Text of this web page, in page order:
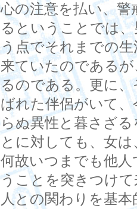
心の注意を払い、
るということでは
う点でそれまでの
来ていたのである
るのである。更に
ばれた伴侶がいて
らぬ異性と暮さざ
とに対しても、女
何故いつまでも他
うことを突きつけ
人との関わりを基